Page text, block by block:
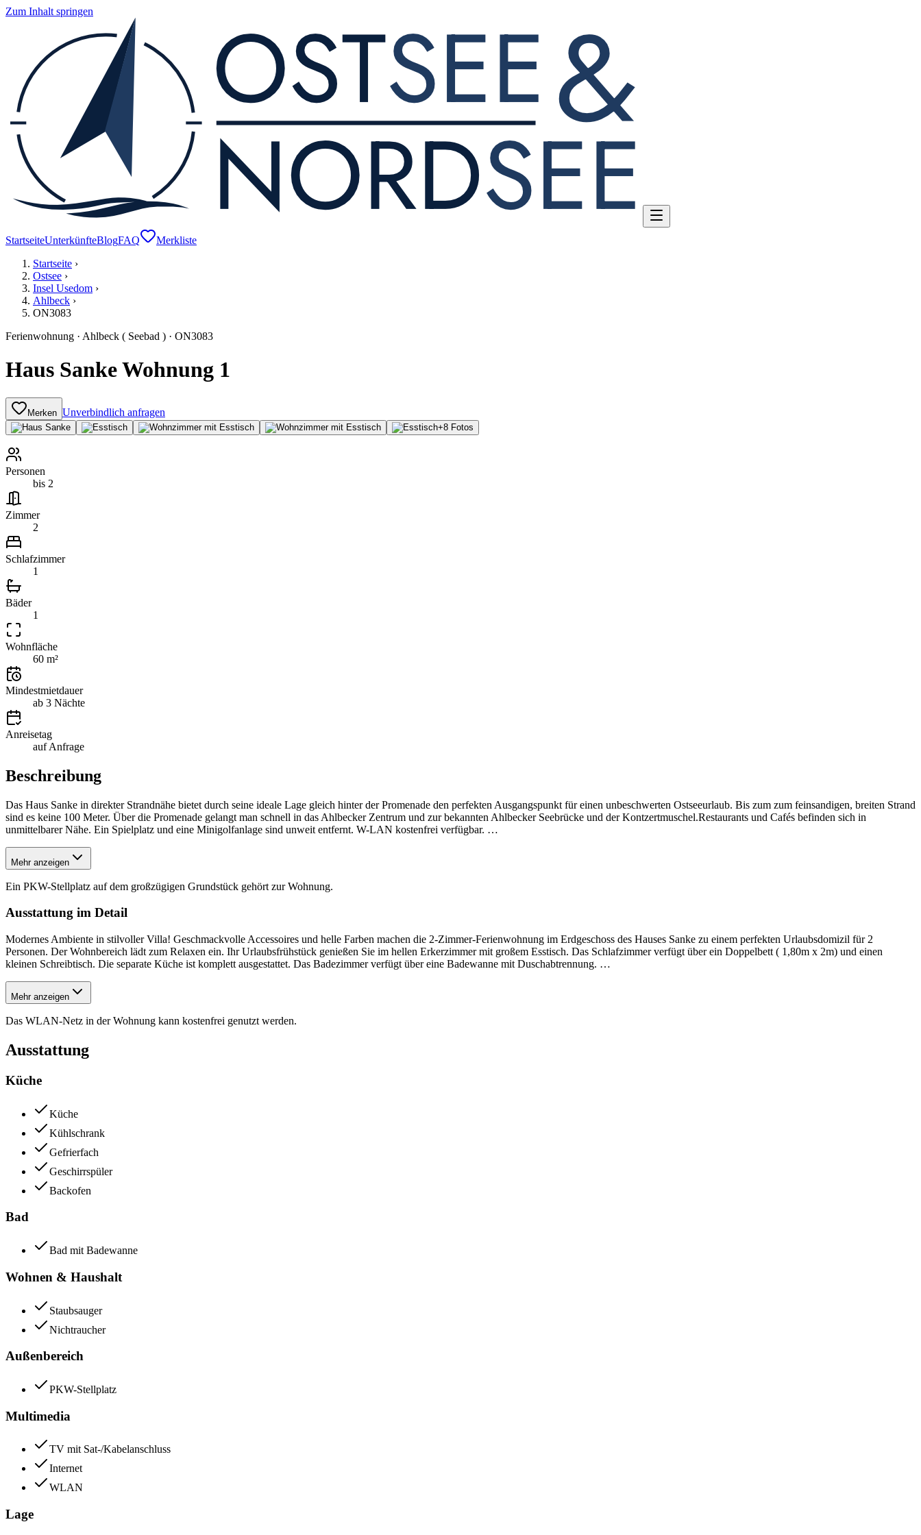
Zum Inhalt springen
StartseiteUnterkünfteBlogFAQ
Merkliste
Startseite ›
Ostsee ›
Insel Usedom ›
Ahlbeck ›
ON3083
Ferienwohnung · Ahlbeck ( Seebad ) · ON3083
Haus Sanke Wohnung 1
Merken Unverbindlich anfragen
+8 Fotos
Personen
bis 2
Zimmer
2
Schlafzimmer
1
Bäder
1
Wohnfläche
60 m²
Mindestmietdauer
ab 3 Nächte
Anreisetag
auf Anfrage
Beschreibung
Das Haus Sanke in direkter Strandnähe bietet durch seine ideale Lage gleich hinter der Promenade den perfekten Ausgangspunkt für einen unbeschwerten Ostseeurlaub. Bis zum zum feinsandigen, breiten Strand
sind es keine 100 Meter. Über die Promenade gelangt man schnell in das Ahlbecker Zentrum und zur bekannten Ahlbecker Seebrücke und der Kontzertmuschel.Restaurants und Cafés befinden sich in
unmittelbarer Nähe. Ein Spielplatz und eine Minigolfanlage sind unweit entfernt. W-LAN kostenfrei verfügbar. …
Mehr anzeigen
Ein PKW-Stellplatz auf dem großzügigen Grundstück gehört zur Wohnung.
Ausstattung im Detail
Modernes Ambiente in stilvoller Villa! Geschmackvolle Accessoires und helle Farben machen die 2-Zimmer-Ferienwohnung im Erdgeschoss des Hauses Sanke zu einem perfekten Urlaubsdomizil für 2
Personen. Der Wohnbereich lädt zum Relaxen ein. Ihr Urlaubsfrühstück genießen Sie im hellen Erkerzimmer mit großem Esstisch. Das Schlafzimmer verfügt über ein Doppelbett ( 1,80m x 2m) und einen
kleinen Schreibtisch. Die separate Küche ist komplett ausgestattet. Das Badezimmer verfügt über eine Badewanne mit Duschabtrennung. …
Mehr anzeigen
Das WLAN-Netz in der Wohnung kann kostenfrei genutzt werden.
Ausstattung
Küche
Küche
Kühlschrank
Gefrierfach
Geschirrspüler
Backofen
Bad
Bad mit Badewanne
Wohnen & Haushalt
Staubsauger
Nichtraucher
Außenbereich
PKW-Stellplatz
Multimedia
TV mit Sat-/Kabelanschluss
Internet
WLAN
Lage